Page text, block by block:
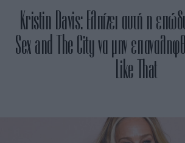
Kristin Davis: Ελπίζει αυτή η
Sex and The City να μην
Like That